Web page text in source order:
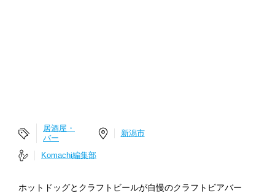
居酒屋・
バー
新潟市
Komachi編集部
ホットドッグとクラフトビールが自慢のクラフトビアバー